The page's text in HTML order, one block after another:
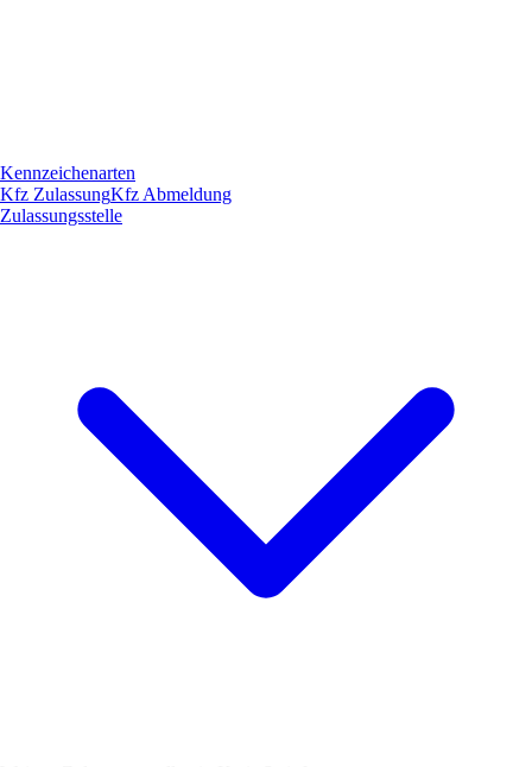
Kennzeichenarten
Kfz ZulassungKfz Abmeldung
Zulassungsstelle